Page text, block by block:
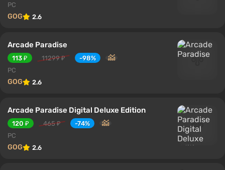
PC
GOG 2.6
Arcade Paradise
113 ₽ 11299 ₽
-98%
PC
GOG 2.6
Arcade Paradise Digital Deluxe Edition
120 ₽ 465 ₽
-74%
PC
GOG 2.6